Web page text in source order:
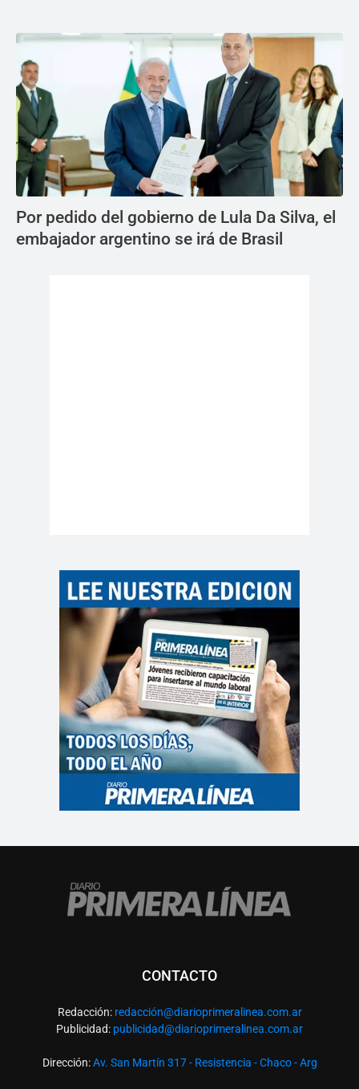
Por pedido del gobierno de Lula Da Silva, el
embajador argentino se irá de Brasil
CONTACTO
Redacción: redacción@diarioprimeralinea.com.ar
Publicidad: publicidad@diarioprimeralinea.com.ar
Dirección:Av. San Martín 317 - Resistencia - Chaco - Arg